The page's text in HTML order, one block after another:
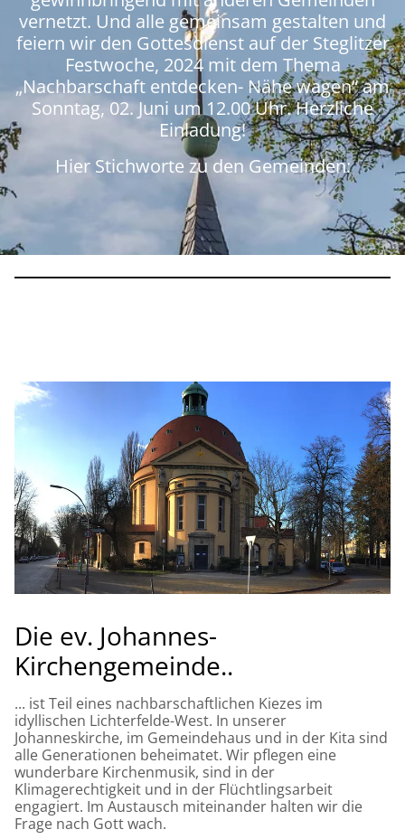
vernetzt. Und alle gemeinsam gestalten und
feiern wir den Gottesdienst auf der Steglitzer
Festwoche, 2024 mit dem Thema
„Nachbarschaft entdecken- Nähe wagen“ am
Sonntag, 02. Juni um 12.00 Uhr. Herzliche
Einladung!
Hier Stichworte zu den Gemeinden:
Die ev. Johannes-
Kirchengemeinde..
... ist Teil eines nachbarschaftlichen Kiezes im
idyllischen Lichterfelde-West. In unserer
Johanneskirche, im Gemeindehaus und in der Kita sind
alle Generationen beheimatet. Wir pflegen eine
wunderbare Kirchenmusik, sind in der
Klimagerechtigkeit und in der Flüchtlingsarbeit
engagiert. Im Austausch miteinander halten wir die
Frage nach Gott wach.